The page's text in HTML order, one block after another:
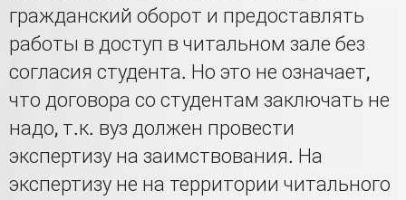
гражданский оборот и предоставлять
работы в доступ в читальном зале без
согласия студента. Но это не означает,
что договора со студентам заключать не
надо, т.к. вуз должен провести
экспертизу на заимствования. На
экспертизу не на территории читального